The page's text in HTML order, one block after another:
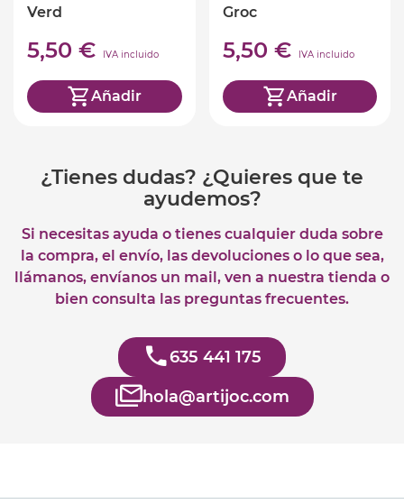
Verd
5,50 € IVA incluido
Añadir
Groc
5,50 € IVA incluido
Añadir
¿Tienes dudas? ¿Quieres que te
ayudemos?
Si necesitas ayuda o tienes cualquier duda sobre
la compra, el envío, las devoluciones o lo que sea,
llámanos, envíanos un mail, ven a nuestra tienda o
bien consulta las preguntas frecuentes.
635 441 175
hola@artijoc.com